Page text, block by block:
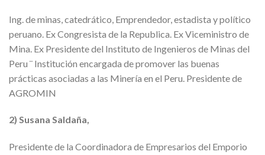
Ing. de minas, catedrático, Emprendedor, estadista y político
peruano. Ex Congresista de la Republica. Ex Viceministro de
Mina. Ex Presidente del Instituto de Ingenieros de Minas del
Peru ¨ Institución encargada de promover las buenas
prácticas asociadas a las Minería en el Peru. Presidente de
AGROMIN
2) Susana Saldaña,
Presidente de la Coordinadora de Empresarios del Emporio